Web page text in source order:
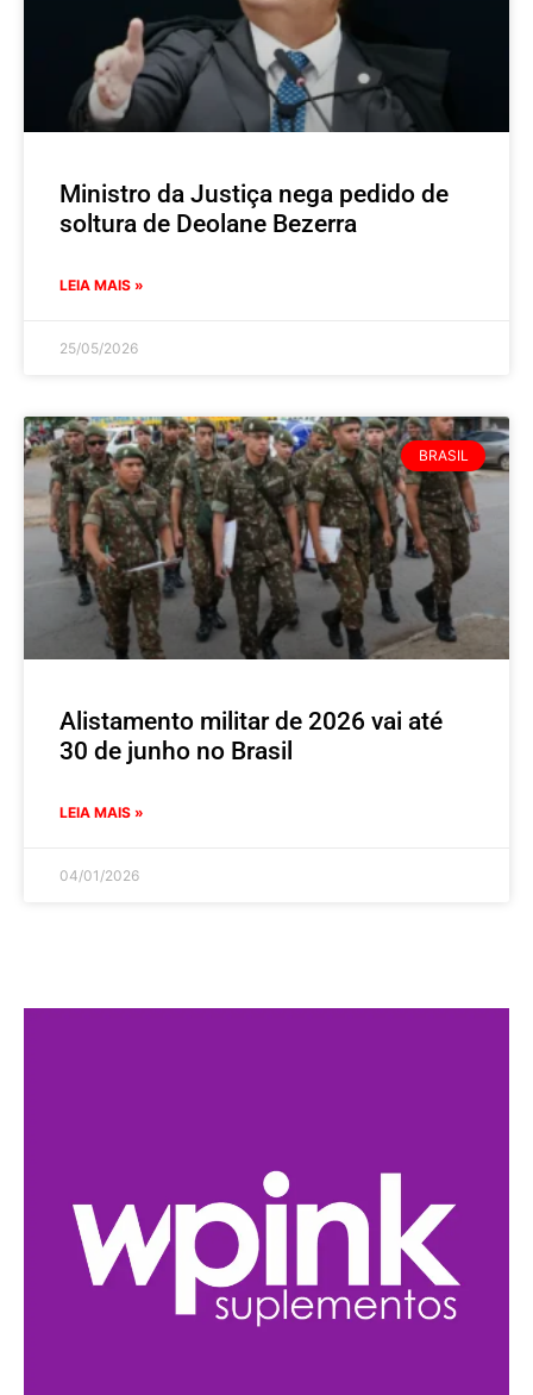
Ministro da Justiça nega pedido de
soltura de Deolane Bezerra
LEIA MAIS »
25/05/2026
BRASIL
Alistamento militar de 2026 vai até
30 de junho no Brasil
LEIA MAIS »
04/01/2026